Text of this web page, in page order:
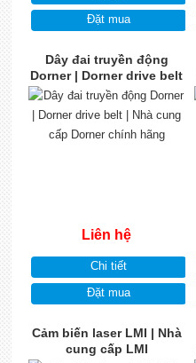
Đặt mua
Dây đai truyền động
Dorner | Dorner drive belt
| Nhà cung cấp Dorner
chính hãng
Liên hệ
Chi tiết
Đặt mua
Cảm biến laser LMI | Nhà
cung cấp LMI